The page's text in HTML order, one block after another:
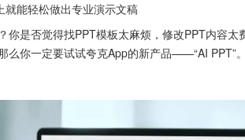
就能轻松做出专业演示文稿
你是否觉得找PPT模板太麻烦，修改PPT内容
么你一定要试试夸克App的新产品——“AI PPT”。